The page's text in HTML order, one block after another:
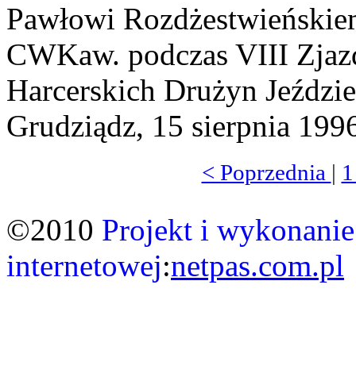
Pawłowi
CWKaw. podczas VIII
Harcerskich Drużyn
Grudziądz, 15 sierpnia
< Poprzednia |
©2010 Projekt i
internetowej:netpas.com.pl